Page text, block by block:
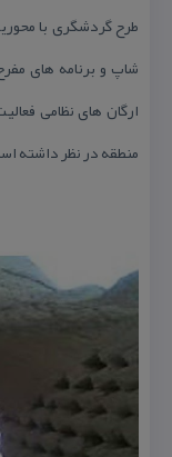
طرح گردشگری با
شاپ و برنامه های
ارگان های نظامی
منطقه در نظر داشته